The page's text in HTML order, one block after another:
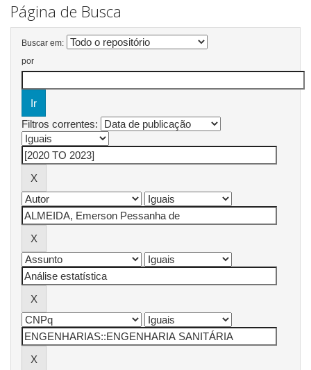
Página de Busca
Buscar em:
por
Filtros correntes: